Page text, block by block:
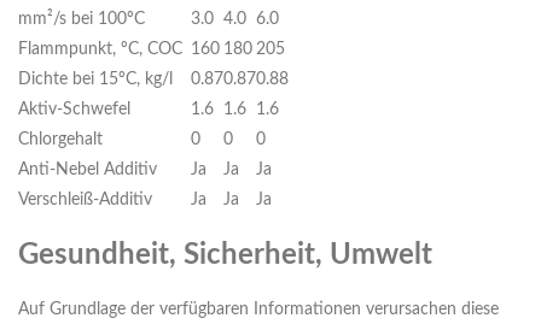
mm²/s bei 100ºC
3.0 4.0 6.0
Flammpunkt, ºC, COC 160 180 205
Dichte bei 15ºC, kg/l
0.870.870.88
Aktiv-Schwefel
1.6 1.6
1.6
Chlorgehalt
0 0
0
Anti-Nebel Additiv
Ja Ja
Ja
Verschleiß-Additiv
Ja Ja Ja
Gesundheit, Sicherheit, Umwelt
Auf Grundlage der verfügbaren Informationen verursachen diese